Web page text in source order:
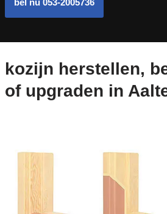
kozijn herstellen,
of upgraden in